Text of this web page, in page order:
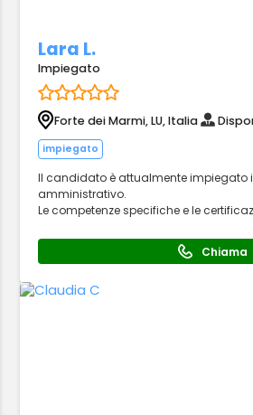
Lara L.
Impiegato
Forte dei Marmi, LU, Italia
impiegato
Il candidato è attualmente impiegato
amministrativo.
Le competenze specifiche e le
Chiama